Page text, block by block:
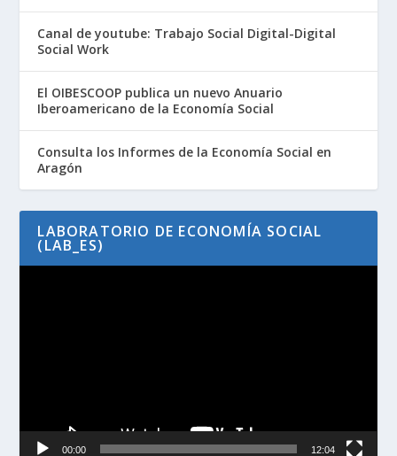
Canal de youtube: Trabajo Social Digital-Digital
Social Work
El OIBESCOOP publica un nuevo Anuario
Iberoamericano de la Economía Social
Consulta los Informes de la Economía Social en
Aragón
LABORATORIO DE ECONOMÍA SOCIAL
(LAB_ES)
00:00 12:04